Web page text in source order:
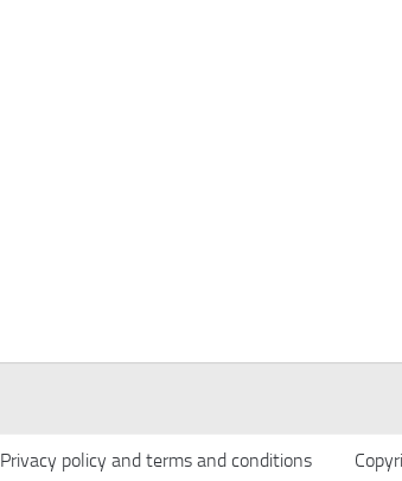
Privacy policy and terms and conditions